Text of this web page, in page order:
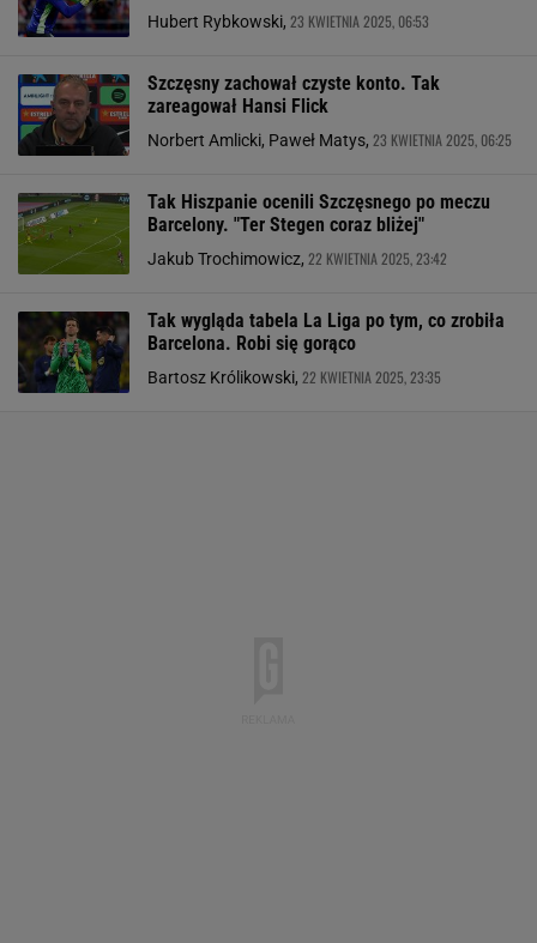
Hubert Rybkowski, 23 KWIETNIA 2025, 06:53
Szczęsny zachował czyste konto. Tak
zareagował Hansi Flick
Norbert Amlicki, Paweł Matys, 23 KWIETNIA 2025, 06:25
Tak Hiszpanie ocenili Szczęsnego po meczu
Barcelony. "Ter Stegen coraz bliżej"
Jakub Trochimowicz, 22 KWIETNIA 2025, 23:42
Tak wygląda tabela La Liga po tym, co zrobiła
Barcelona. Robi się gorąco
Bartosz Królikowski, 22 KWIETNIA 2025, 23:35